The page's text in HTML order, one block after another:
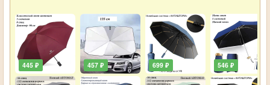
445 ₽ 457 ₽ 699 ₽ 546 ₽